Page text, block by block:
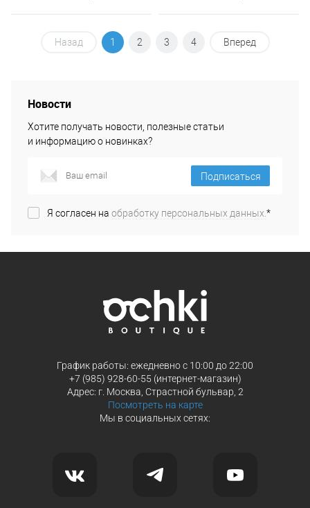
Назад 1 2 3 4 Вперед
Новости
Хотите получать новости, полезные статьи
и информацию о новинках?
Подписаться
Я согласен на обработку персональных данных.*
График работы: ежедневно с 10:00 до 22:00
+7 (985) 928-60-55 (интернет-магазин)
Адрес: г. Москва, Страстной бульвар, 2
Посмотреть на карте
Мы в социальных сетях: